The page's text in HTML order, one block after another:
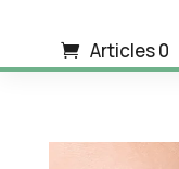
Articles 0